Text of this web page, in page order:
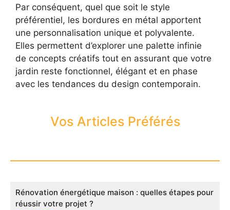
Par conséquent, quel que soit le style
préférentiel, les bordures en métal apportent
une personnalisation unique et polyvalente.
Elles permettent d’explorer une palette infinie
de concepts créatifs tout en assurant que votre
jardin reste fonctionnel, élégant et en phase
avec les tendances du design contemporain.
Vos Articles Préférés
Rénovation énergétique maison : quelles étapes pour
réussir votre projet ?